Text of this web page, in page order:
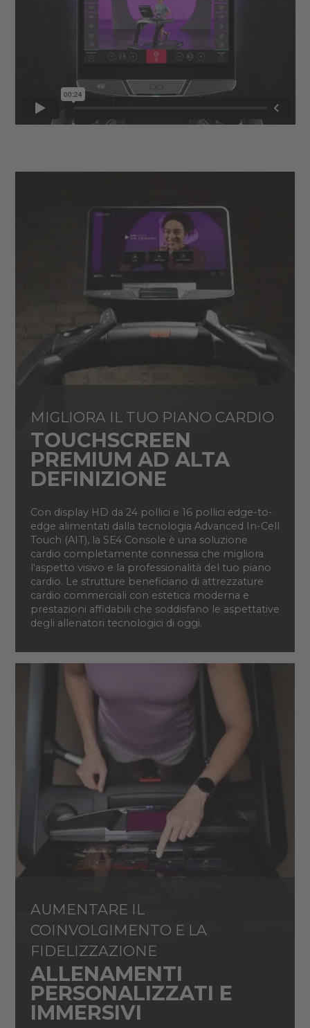
MIGLIORA IL TUO PIANO CARDIO
TOUCHSCREEN
PREMIUM AD ALTA
DEFINIZIONE
Con display HD da 24 pollici e 16 pollici edge-to-
edge alimentati dalla tecnologia Advanced In-Cell
Touch (AIT), la SE4 Console è una soluzione
cardio completamente connessa che migliora
l'aspetto visivo e la professionalità del tuo piano
cardio. Le strutture beneficiano di attrezzature
cardio commerciali con estetica moderna e
prestazioni affidabili che soddisfano le aspettative
degli allenatori tecnologici di oggi.
AUMENTARE IL
COINVOLGIMENTO E LA
FIDELIZZAZIONE
ALLENAMENTI
PERSONALIZZATI E
IMMERSIVI